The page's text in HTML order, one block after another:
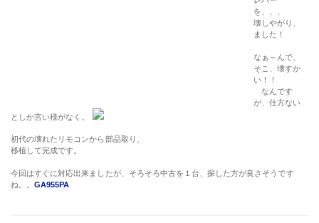
を、、、
壊しやがり、
ました！
なぁ～んで、
そこ、壊すか
い！！
なんです
が、仕方ない
としか言い様がなく。
初代の壊れたリモコンから部品取り、
移植して完成です。
今回はすぐに対応出来ましたが、そろそろ中古を１台、探した方が良さそうです
ね。。GA955PA